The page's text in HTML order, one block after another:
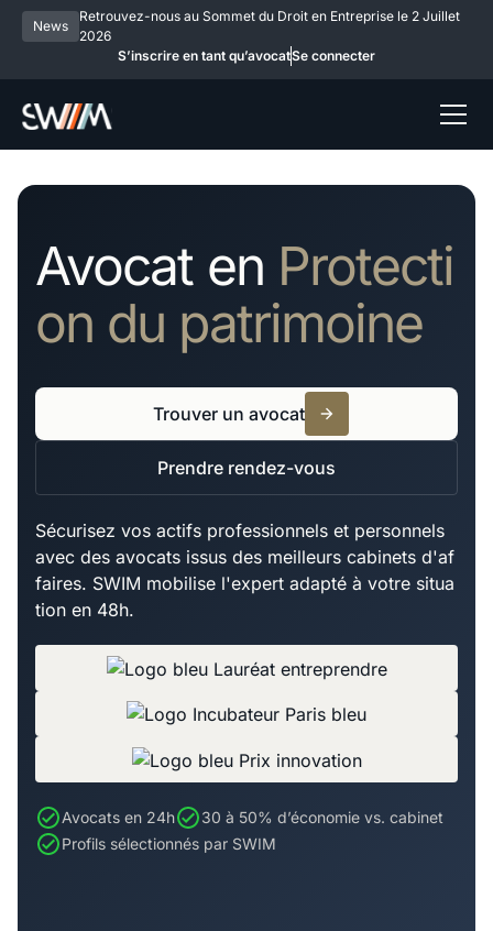
News
Retrouvez-nous au Sommet du Droit en Entreprise le 2 Juillet
2026
S’inscrire en tant qu’avocatSe connecter
Avocat en Protecti
on du patrimoine
Trouver un avocat
Prendre rendez-vous
Sécurisez vos actifs professionnels et personnels
avec des avocats issus des meilleurs cabinets d'af
faires. SWIM mobilise l'expert adapté à votre situa
tion en 48h.
Avocats en 24h
30 à 50% d’économie vs. cabinet
Profils sélectionnés par SWIM